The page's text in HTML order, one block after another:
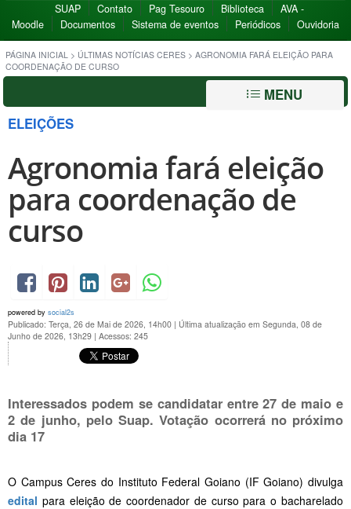
SUAP Contato Pag Tesouro Biblioteca
AVA -
Moodle
Documentos Sistema de eventos Periódicos Ouvidoria
PÁGINA INICIAL > ÚLTIMAS NOTÍCIAS CERES > AGRONOMIA FARÁ ELEIÇÃO PARA
COORDENAÇÃO DE CURSO
MENU
ELEIÇÕES
Agronomia fará eleição
para coordenação de
curso
powered by social2s
Publicado: Terça, 26 de Mai de 2026, 14h00 | Última atualização em Segunda, 08 de
Junho de 2026, 13h29 | Acessos: 245
Interessados podem se candidatar entre 27 de maio e
2 de junho, pelo Suap. Votação ocorrerá no próximo
dia 17
O Campus Ceres do Instituto Federal Goiano (IF Goiano) divulga
edital para eleição de coordenador de curso para o bacharelado